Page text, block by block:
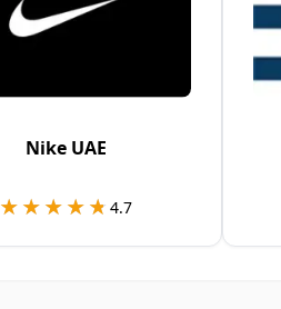
Nike UAE
★★★★★
★★★★★ 4.7